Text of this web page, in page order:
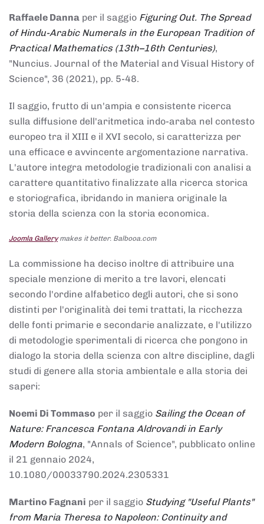
Raffaele Danna per il saggio Figuring Out. The Spread
of Hindu-Arabic Numerals in the European Tradition of
Practical Mathematics (13th–16th Centuries),
"Nuncius. Journal of the Material and Visual History of
Science", 36 (2021), pp. 5-48.
Il saggio, frutto di un'ampia e consistente ricerca
sulla diffusione dell'aritmetica indo-araba nel contesto
europeo tra il XIII e il XVI secolo, si caratterizza per
una efficace e avvincente argomentazione narrativa.
L'autore integra metodologie tradizionali con analisi a
carattere quantitativo finalizzate alla ricerca storica
e storiografica, ibridando in maniera originale la
storia della scienza con la storia economica.
Joomla Gallerymakes it better. Balbooa.com
La commissione ha deciso inoltre di attribuire una
speciale menzione di merito a tre lavori, elencati
secondo l'ordine alfabetico degli autori, che si sono
distinti per l'originalità dei temi trattati, la ricchezza
delle fonti primarie e secondarie analizzate, e l'utilizzo
di metodologie sperimentali di ricerca che pongono in
dialogo la storia della scienza con altre discipline, dagli
studi di genere alla storia ambientale e alla storia dei
saperi:
Noemi Di Tommaso per il saggio Sailing the Ocean of
Nature: Francesca Fontana Aldrovandi in Early
Modern Bologna, "Annals of Science", pubblicato online
il 21 gennaio 2024,
10.1080/00033790.2024.2305331
Martino Fagnani per il saggio Studying "Useful Plants"
from Maria Theresa to Napoleon: Continuity and